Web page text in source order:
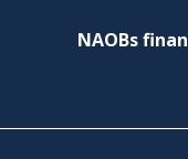
NAOBs